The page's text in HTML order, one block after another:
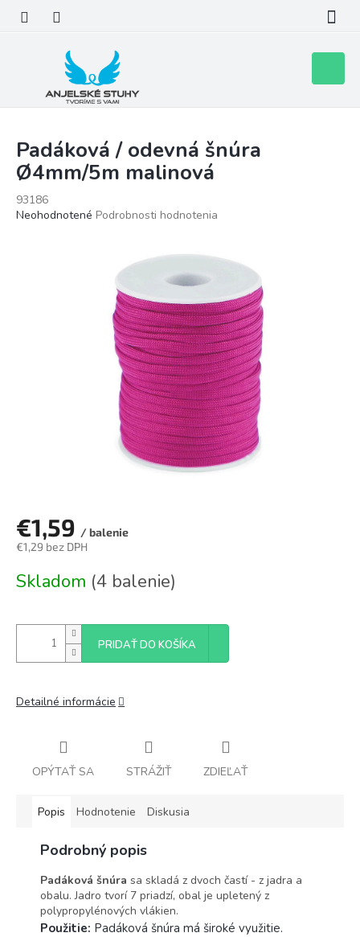
obsah
košík
Padáková / odevná šnúra
Ø4mm/5m malinová
93186
Priemerné
Neohodnotené Podrobnosti hodnotenia
€1,59 / balenie
€1,29 bez DPH
cena:
Skladom (4 balenie)
PRIDAŤ DO KOŠÍKA
Detailné informácie
OPÝTAŤ SA STRÁŽIŤ ZDIEĽAŤ
Popis Hodnotenie Diskusia
Podrobný popis
Padáková šnúra sa skladá z dvoch častí - z jadra a
obalu. Jadro tvorí 7 priadzí, obal je upletený z
polypropylénových vlákien.
Použitie: Padáková šnúra má široké využitie.